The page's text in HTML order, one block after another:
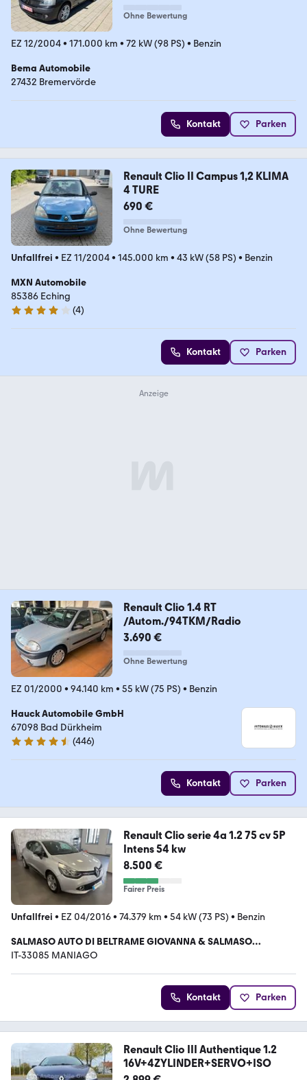
Ohne Bewertung
EZ 12/2004• 171.000 km • 72 kW (98 PS) • Benzin
Bema Automobile
27432 Bremervörde
Kontakt Parken
Renault Clio II Campus 1,2 KLIMA
4 TURE
690 €
Ohne Bewertung
Unfallfrei • EZ 11/2004• 145.000 km • 43 kW (58 PS) • Benzin
MXN Automobile
85386 Eching
4.2 Sterne
(4)
Kontakt Parken
Renault Clio 1.4 RT
/Autom./94TKM/Radio
3.690 €
Ohne Bewertung
EZ 01/2000 • 94.140 km • 55 kW (75 PS) • Benzin
Hauck Automobile GmbH
67098 Bad Dürkheim
4.4 Sterne
(446)
Kontakt Parken
Renault Clio serie 4a 1.2 75 cv 5P
Intens 54 kw
8.500 €
Fairer Preis
Unfallfrei • EZ 04/2016• 74.379 km • 54 kW (73 PS) • Benzin
SALMASO AUTO DI BELTRAME GIOVANNA & SALMASO
ROBERTO S.N.C.
IT-33085 MANIAGO
Kontakt Parken
Renault Clio III Authentique 1.2
16V+4ZYLINDER+SERVO+ISO